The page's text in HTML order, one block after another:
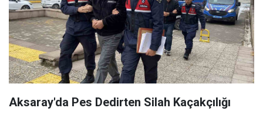
Aksaray'da Pes Dedirten Silah Kaçakçılığı